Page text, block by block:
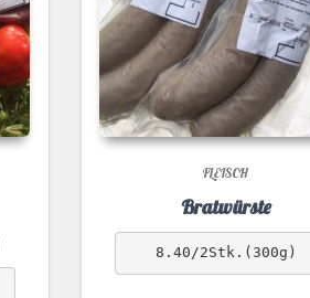
FLEISCH
Bratwürste
8.40/2Stk.(300g)